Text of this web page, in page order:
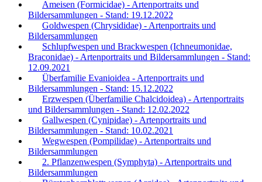
Ameisen (Formicidae) - Artenportraits und
Bildersammlungen - Stand: 19.12.2022
Goldwespen (Chrysididae) - Artenportraits und
Bildersammlungen
Schlupfwespen und Brackwespen (Ichneumonidae,
Braconidae) - Artenportraits und Bildersammlungen - Stand:
12.09.2021
Überfamilie Evanioidea - Artenportraits und
Bildersammlungen - Stand: 15.12.2022
Erzwespen (Überfamilie Chalcidoidea) - Artenportraits
und Bildersammlungen - Stand: 12.02.2022
Gallwespen (Cynipidae) - Artenportraits und
Bildersammlungen - Stand: 10.02.2021
Wegwespen (Pompilidae) - Artenportraits und
Bildersammlungen
2. Pflanzenwespen (Symphyta) - Artenportraits und
Bildersammlungen